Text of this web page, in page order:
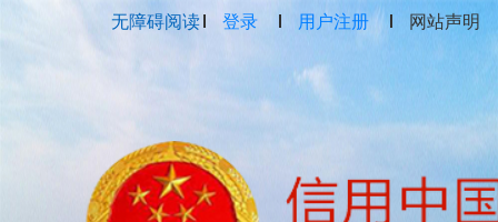
无障碍阅读 登录 用户注册 网站声明